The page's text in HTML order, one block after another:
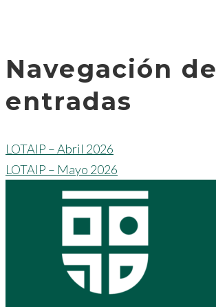
Navegación de
entradas
LOTAIP – Abril 2026
LOTAIP – Mayo 2026